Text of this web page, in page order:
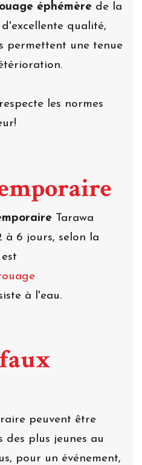
éphémère de la
qualité,
permettent une tenue
respecte les normes
Tarawa
à 6 jours, selon la
à l'eau.
peuvent être
plus jeunes au
pour un événement,